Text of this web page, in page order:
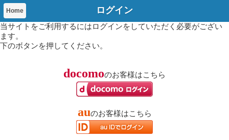
Home ログイン
当サイトをご利用するにはログインをしていただく必要がござい
ます。
下のボタンを押してください。
docomoのお客様はこちら
auのお客様はこちら